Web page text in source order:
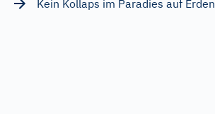
Kein Kollaps im Paradies auf Erden